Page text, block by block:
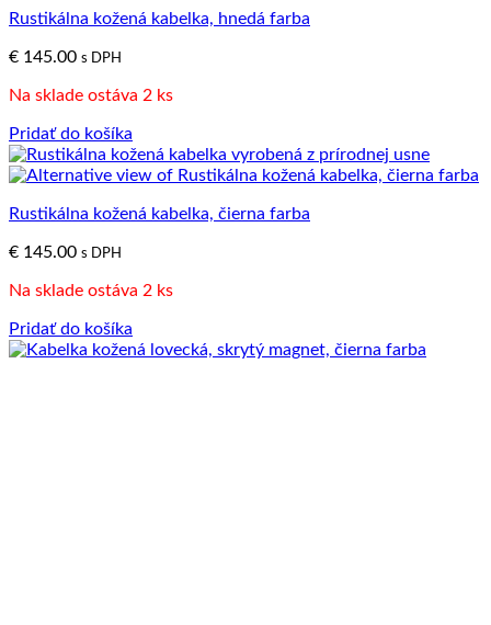
Rustikálna kožená kabelka, hnedá farba
€ 145.00 s DPH
Na sklade ostáva 2 ks
Pridať do košíka
Rustikálna kožená kabelka, čierna farba
€ 145.00 s DPH
Na sklade ostáva 2 ks
Pridať do košíka